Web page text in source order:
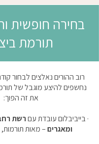
בחירה חופשית
תורמת
רוב ההורים נאלצים לבחור
נחשפים להיצע מוגבל של
את זה הפוך:
· בייביבלום עובדת עםרשת
ומאגרים– מאות